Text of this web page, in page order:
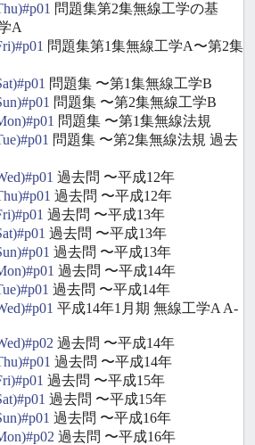
問題集第2集無線工学の基
A
問題集第1集無線工学A〜第2集
問題集 〜第1集無線工学B
問題集 〜第2集無線工学B
問題集 〜第1集無線法規
問題集 〜第2集無線法規 過去
過去問 〜平成12年
過去問 〜平成12年
過去問 〜平成13年
過去問 〜平成13年
過去問 〜平成13年
過去問 〜平成14年
過去問 〜平成14年
平成14年1月期 無線工学A A-
過去問 〜平成14年
過去問 〜平成14年
過去問 〜平成15年
過去問 〜平成15年
過去問 〜平成16年
過去問 〜平成16年